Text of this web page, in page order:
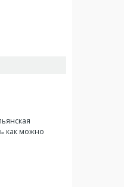
как можно